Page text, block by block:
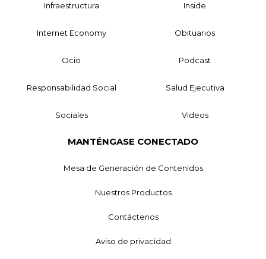
Infraestructura Inside
Internet Economy Obituarios
Ocio Podcast
Responsabilidad Social Salud Ejecutiva
Sociales Videos
MANTÉNGASE CONECTADO
Mesa de Generación de Contenidos
Nuestros Productos
Contáctenos
Aviso de privacidad